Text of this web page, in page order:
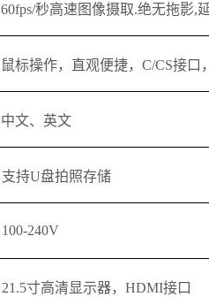
60fps/秒高速图像摄取.绝无拖影,
鼠标操作，直观便捷，C/CS接
中文、英文
支持U盘拍照存储
100-240V
21.5寸高清显示器，HDMI接口